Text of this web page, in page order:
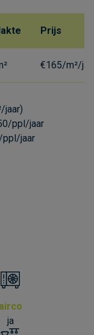
Prijs
€165/m²/
jaar)
ppl/jaar
ppl/jaar
airco
ja